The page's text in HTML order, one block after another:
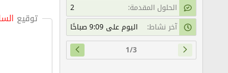
الحلول المقدمة
2
آخر نشاط
اليوم على 9:09 صباحًا
1/3
توقيع